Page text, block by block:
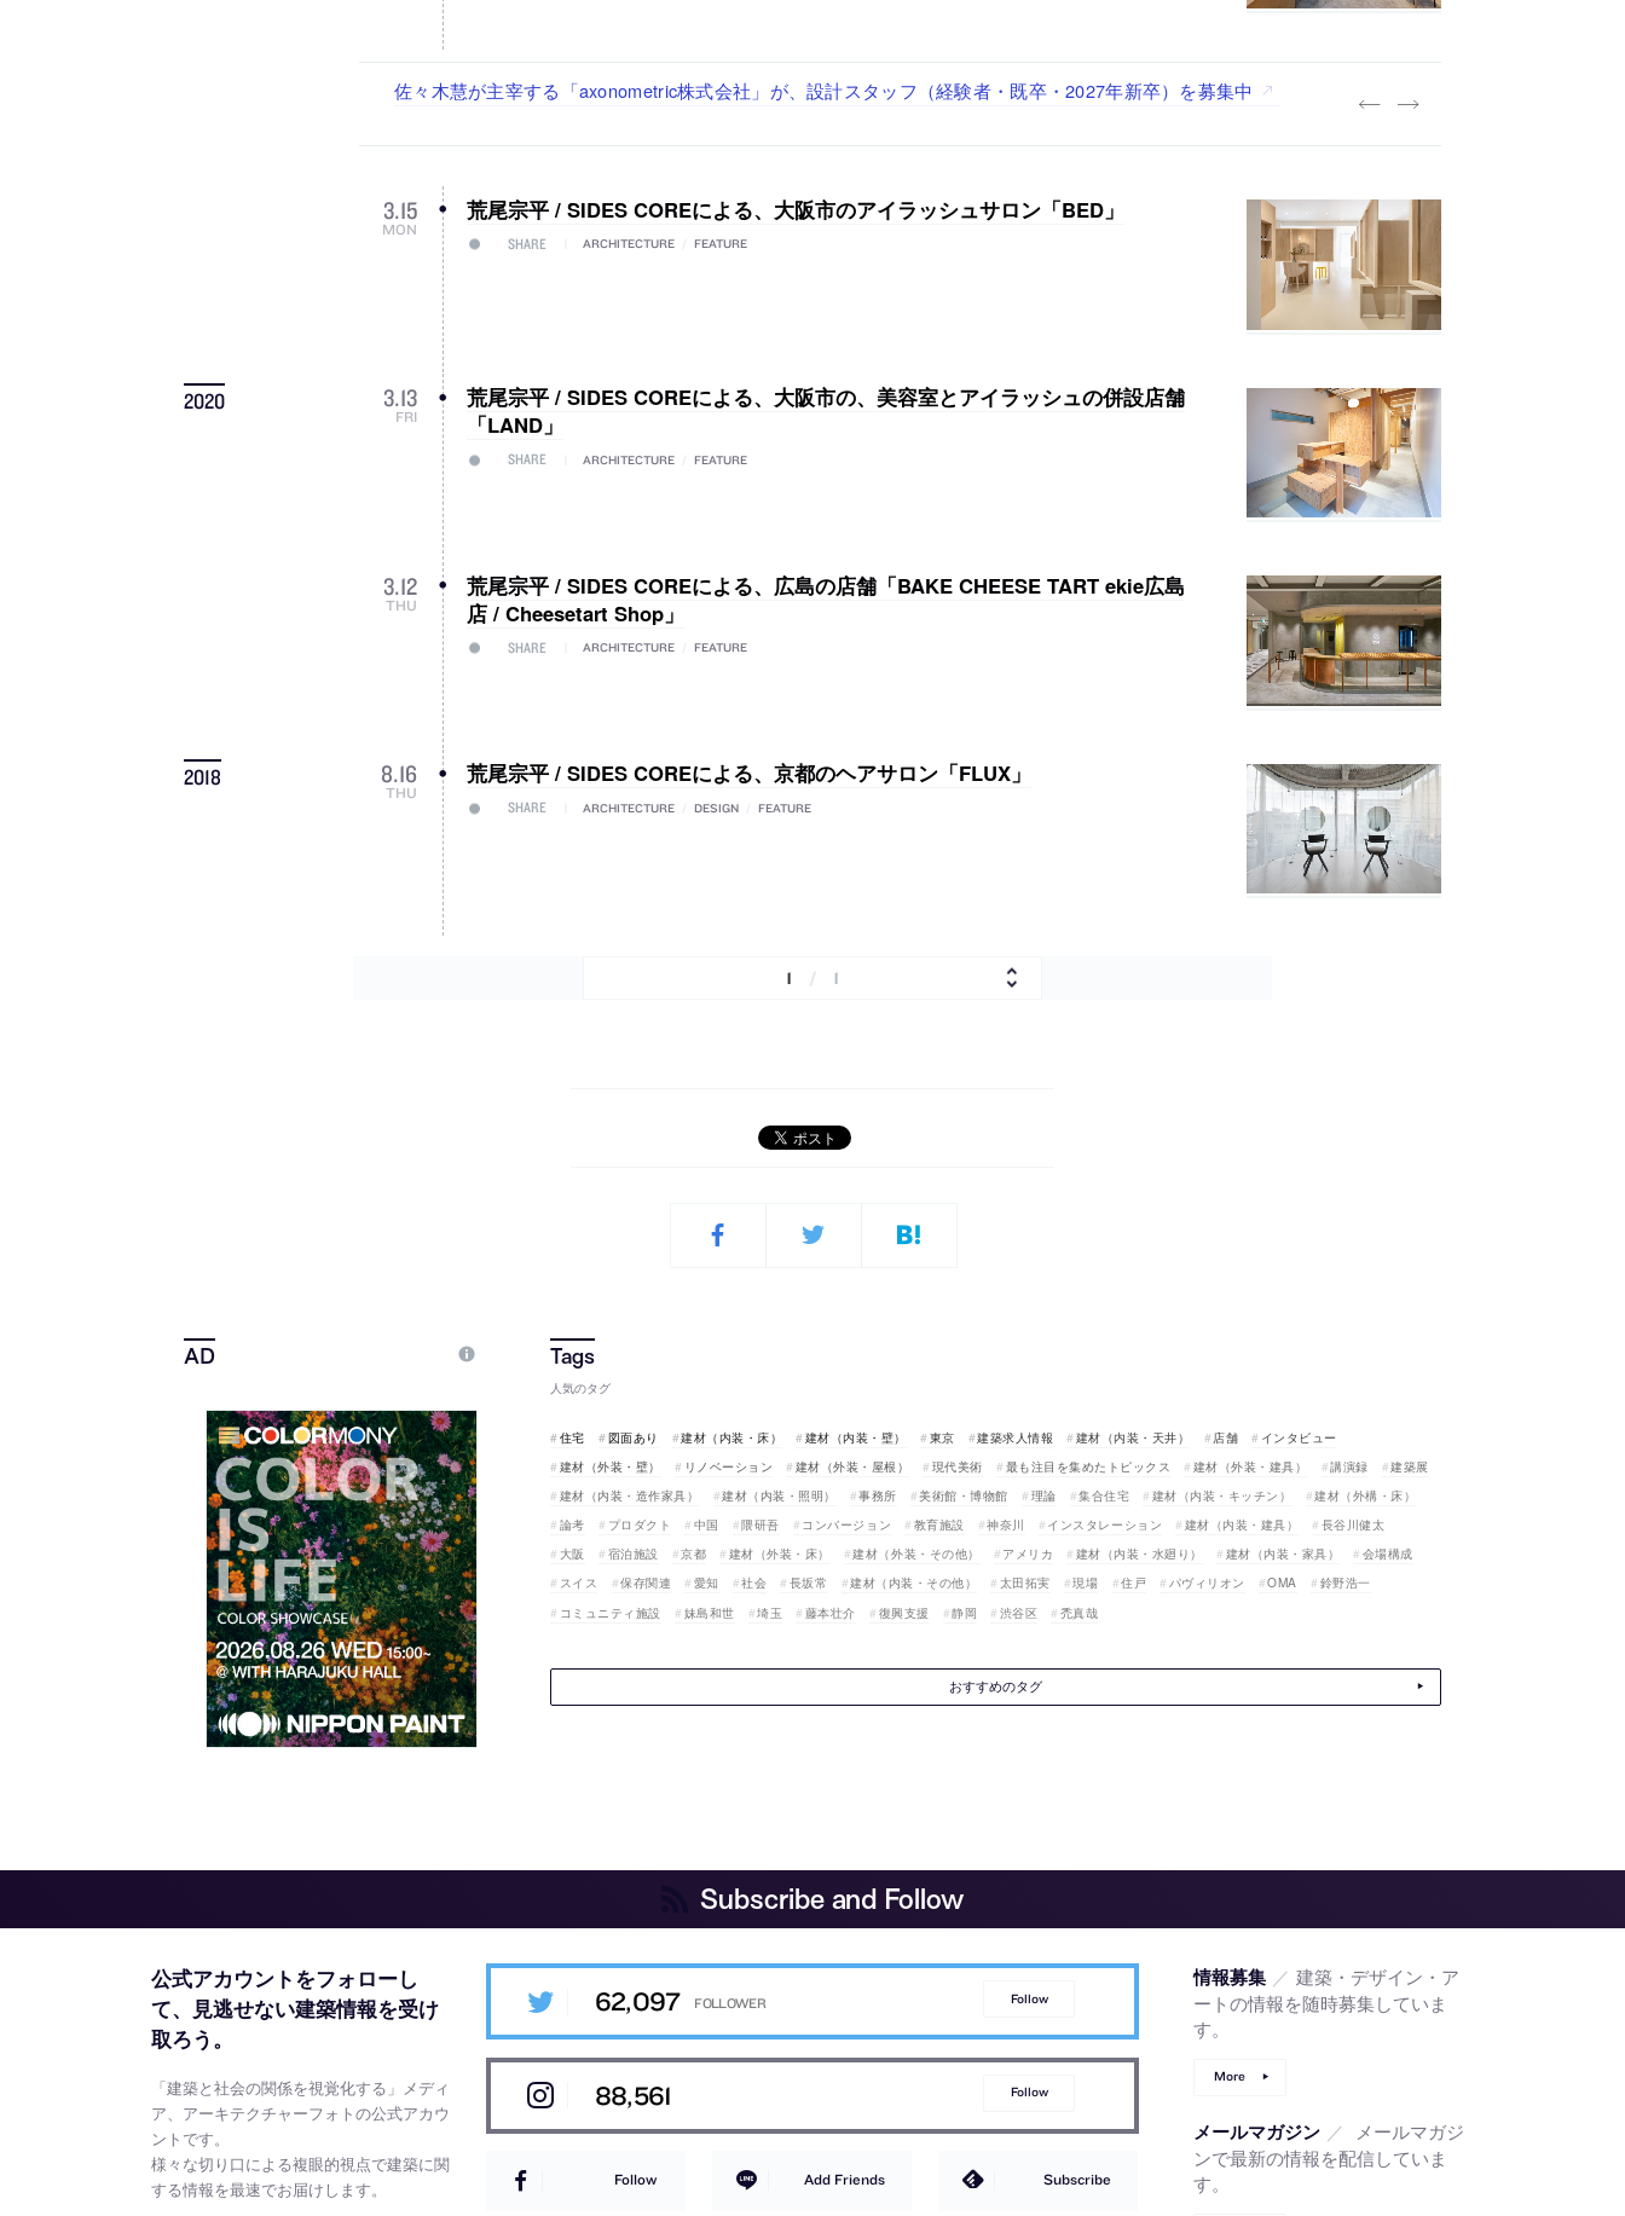
佐々木慧が主宰する「axonometric株式会社」が、設計スタッフ（経験者・既卒・2027年新卒）を募集中
古民家を軸に全国で“価値循環の仕組み”を作り、リモートワーク主体の働き方を実践する「株式会社つぎと」が、
リノベる株式会社が、設計パートナー (業務委託) を募集中
社会への影響力のある建築を手掛け、スタッフ同士で助け合う環境づくりも行う「E.A.S.T.architects」が、設計
代官山を拠点に活動する「梅澤竜也 / ALA INC.」が、設計スタッフ・アルバイト・事務職を募集中
3.15
MON
荒尾宗平 / SIDES COREによる、大阪市のアイラッシュサロン「BED」
SHARE ARCHITECTURE FEATURE
2020 3.13
FRI
荒尾宗平 / SIDES COREによる、大阪市の、美容室とアイラッシュの併設店舗
「LAND」
SHARE ARCHITECTURE FEATURE
3.12
THU
荒尾宗平 / SIDES COREによる、広島の店舗「BAKE CHEESE TART ekie広島
店 / Cheesetart Shop」
SHARE ARCHITECTURE FEATURE
2018 8.16
THU
荒尾宗平 / SIDES COREによる、京都のヘアサロン「FLUX」
SHARE ARCHITECTURE DESIGN FEATURE
1 / 1
人気のタグ
住宅 図面あり 建材（内装・床） 建材（内装・壁） 東京 建築求人情報 建材（内装・天井） 店舗
インタビュー
建材（外装・壁）
リノベーション 建材（外装・屋根） 現代美術 最も注目を集めたトピックス 建材（外装・建具） 講演録
建築展
建材（内装・造作家具）
建材（内装・照明） 事務所 美術館・博物館 理論 集合住宅 建材（内装・キッチン）
建材（外構・床）
論考
プロダクト 中国 隈研吾 コンバージョン 教育施設 神奈川 インスタレーション 建材（内装・建具）
長谷川健太
大阪
宿泊施設 京都 建材（外装・床） 建材（外装・その他） アメリカ 建材（内装・水廻り） 建材（内装・家具）
会場構成
スイス
保存関連 愛知 社会 長坂常 建材（内装・その他） 太田拓実 現場 住戸 パヴィリオン OMA
鈴野浩一
コミュニティ施設
妹島和世 埼玉 藤本壮介 復興支援 静岡 渋谷区 禿真哉
おすすめのタグ
Subscribe and Follow
公式アカウントをフォローし
て、
見逃せない建築情報を受け
取ろう。
「建築と社会の関係を視覚化する」メディ
ア、アーキテクチャーフォトの公式アカウ
ントです。
様々な切り口による複眼的視点で建築に関
する情報を最速でお届けします。
62,097 Follow
88,561 Follow
Follow Add Friends Subscribe
情報募集 ／ 建築・デザイン・ア
ートの情報を随時募集していま
す。
More
メールマガジン ／
メールマガジ
ンで最新の情報を配信していま
す。